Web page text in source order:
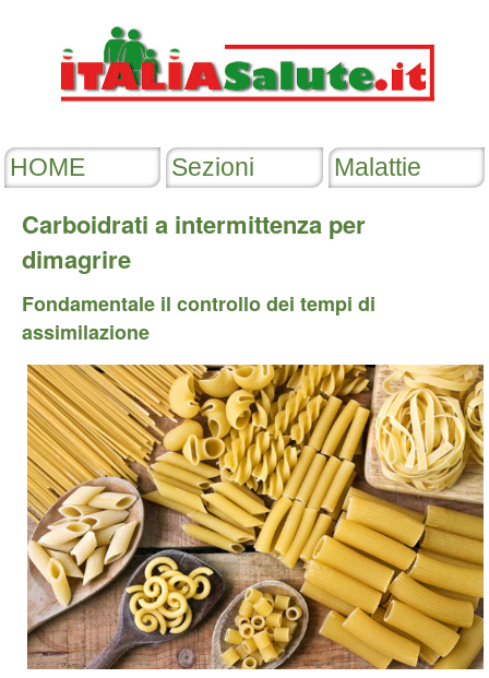
Carboidrati a intermittenza per
dimagrire
Fondamentale il controllo dei tempi di
assimilazione